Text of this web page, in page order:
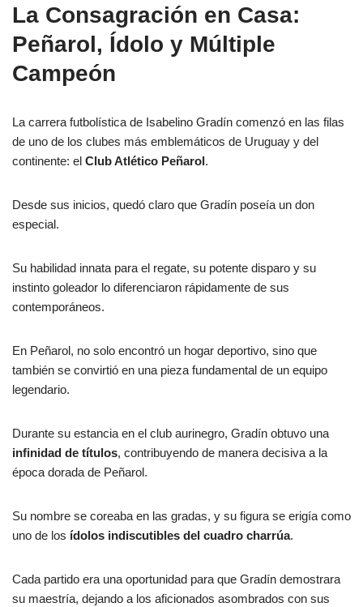
La Consagración en Casa:
Peñarol, Ídolo y Múltiple
Campeón
La carrera futbolística de Isabelino Gradín comenzó en las filas
de uno de los clubes más emblemáticos de Uruguay y del
continente: el Club Atlético Peñarol.
Desde sus inicios, quedó claro que Gradín poseía un don
especial.
Su habilidad innata para el regate, su potente disparo y su
instinto goleador lo diferenciaron rápidamente de sus
contemporáneos.
En Peñarol, no solo encontró un hogar deportivo, sino que
también se convirtió en una pieza fundamental de un equipo
legendario.
Durante su estancia en el club aurinegro, Gradín obtuvo una
infinidad de títulos, contribuyendo de manera decisiva a la
época dorada de Peñarol.
Su nombre se coreaba en las gradas, y su figura se erigía como
uno de los ídolos indiscutibles del cuadro charrúa.
Cada partido era una oportunidad para que Gradín demostrara
su maestría, dejando a los aficionados asombrados con sus